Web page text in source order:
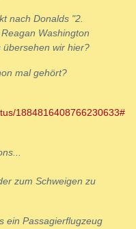
nach Donalds "2.
Washington
übersehen wir hier?
mal gehört?
1884816408766230633#
zum Schweigen zu
ein Passagierflugzeug